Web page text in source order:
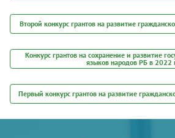
Второй конкурс грантов на развитие
Конкурс грантов на сохранение и развитие
языков народов РБ в 2022
Первый конкурс грантов на развитие